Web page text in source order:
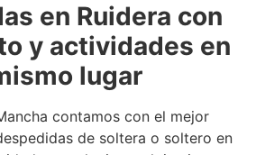
en Ruidera con
y actividades en
lugar
contamos con el mejor
de soltera o soltero en